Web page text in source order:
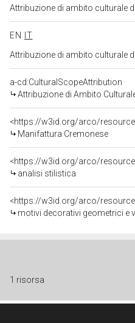
Attribuzione di ambito culturale
EN
IT
Attribuzione di ambito culturale
a-cd:CulturalScopeAttribution
Attribuzione di Ambito
<https://w3id.org/arco/
Manifattura Cremonese
<https://w3id.org/arco/
analisi stilistica
<https://w3id.org/arco/
motivi decorativi geometrici e
1 risorsa